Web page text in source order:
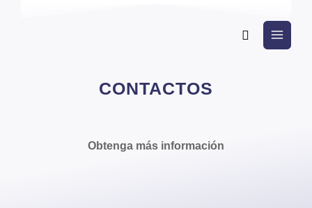
Buscar
CONTACTOS
Obtenga más información